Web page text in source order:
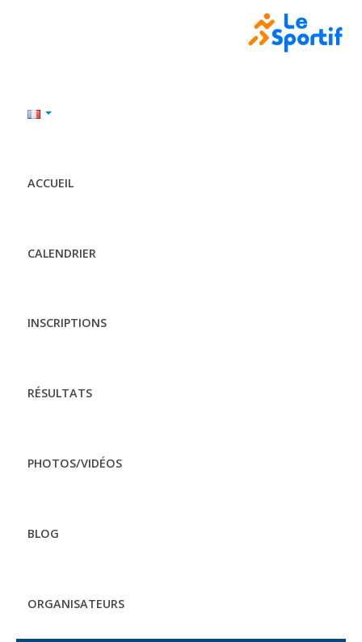
ACCUEIL
CALENDRIER
INSCRIPTIONS
RÉSULTATS
PHOTOS/VIDÉOS
BLOG
ORGANISATEURS